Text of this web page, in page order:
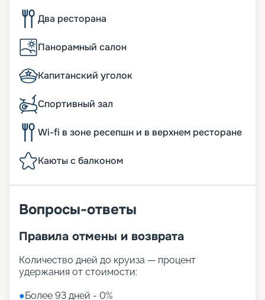
Два ресторана
Панорамный салон
Капитанский уголок
Спортивный зал
Wi-fi в зоне ресепшн и в верхнем ресторане
Каюты с балконом
Вопросы-ответы
Правила отмены и возврата
Количество дней до круиза — процент
удержания от стоимости:
●Более 93 дней - 0%